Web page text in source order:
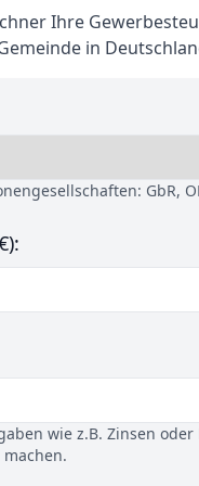
Ihre
in
GbR,
wie z.B. Zinsen